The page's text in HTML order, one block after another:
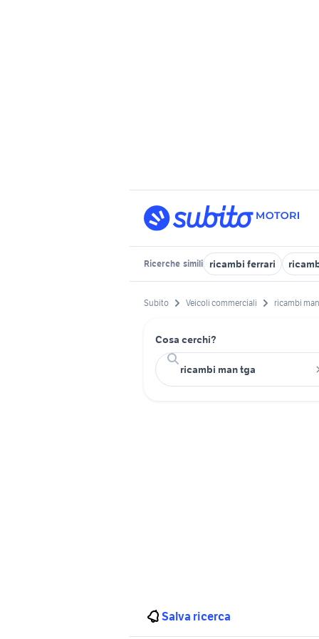
Ricerche simili ricambi ferrari
Subito Veicoli commerciali ricambi
Cosa cerchi?
Salva ricerca